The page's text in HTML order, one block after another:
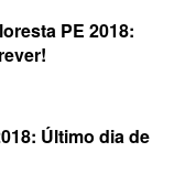
PE 2018:
Último dia de